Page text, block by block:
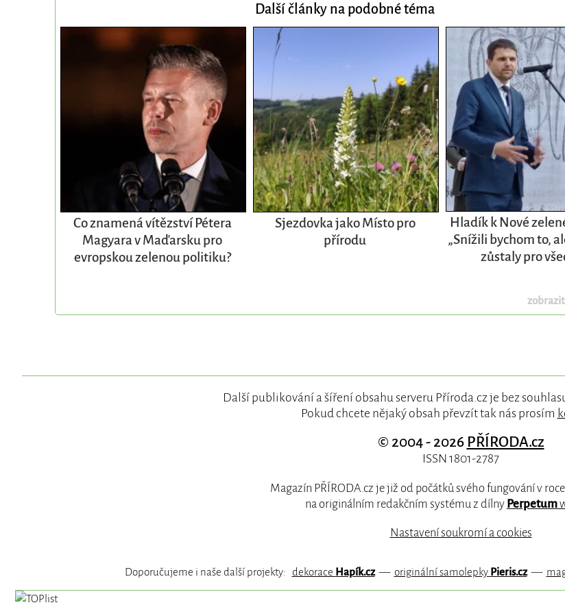
Další články na podobné téma
Co znamená vítězství Pétera
Magyara v Maďarsku pro
evropskou zelenou politiku?
Sjezdovka jako Místo pro
přírodu
Hladík k Nové
„Snížili bychom to,
zůstaly pro
Další publikování a šíření obsahu serveru Příroda.cz je bez
Pokud chcete nějaký obsah převzít tak nás prosím
© 2004 - 2026 PŘÍRODA.cz
ISSN 1801-2787
Magazín PŘÍRODA.cz je již od počátků svého fungování v
na originálním redakčním systému z dílny Perpetum
Nastavení soukromí a cookies
Doporučujeme i naše další projekty: dekorace Hapík.cz— originální samolepky Pieris.cz—